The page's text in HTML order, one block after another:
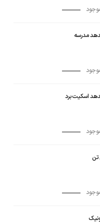
مدرسه
اسکیت‌ برد
تن